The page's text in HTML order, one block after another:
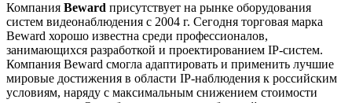
Компания Beward присутствует на рынке оборудования
систем видеонаблюдения с 2004 г. Сегодня торговая марка
Beward хорошо известна среди профессионалов,
занимающихся разработкой и проектированием IP-систем.
Компания Beward смогла адаптировать и применить лучшие
мировые достижения в области IP-наблюдения к российским
условиям, наряду с максимальным снижением стоимости